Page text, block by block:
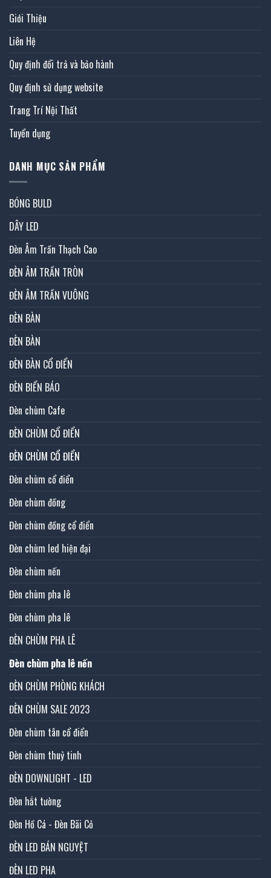
Giới Thiệu
Liên Hệ
Quy định đổi trả và bảo hành
Quy định sử dụng website
Trang Trí Nội Thất
Tuyển dụng
DANH MỤC SẢN PHẨM
BÓNG BULD
DÂY LED
Đèn Âm Trần Thạch Cao
ĐÈN ÂM TRẦN TRÒN
ĐÈN ÂM TRẦN VUÔNG
ĐÈN BÀN
ĐÈN BÀN
ĐÈN BÀN CỔ ĐIỂN
ĐÈN BIỂN BÁO
Đèn chùm Cafe
ĐÈN CHÙM CỔ ĐIỂN
ĐÈN CHÙM CỔ ĐIỂN
Đèn chùm cổ điển
Đèn chùm đồng
Đèn chùm đồng cổ điển
Đèn chùm led hiện đại
Đèn chùm nến
Đèn chùm pha lê
Đèn chùm pha lê
ĐÈN CHÙM PHA LÊ
Đèn chùm pha lê nến
ĐÈN CHÙM PHÒNG KHÁCH
ĐÈN CHÙM SALE 2023
Đèn chùm tân cổ điển
Đèn chùm thuỷ tinh
ĐÈN DOWNLIGHT - LED
Đèn hắt tường
Đèn Hồ Cá - Đèn Bãi Cỏ
ĐÈN LED BÁN NGUYỆT
ĐÈN LED PHA